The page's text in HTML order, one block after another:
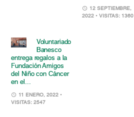
12 SEPTIEMBRE,
2022 • VISITAS: 1360
Voluntariado
Banesco
entrega regalos a la
Fundación Amigos
del Niño con Cáncer
en el...
11 ENERO, 2022 •
VISITAS: 2547